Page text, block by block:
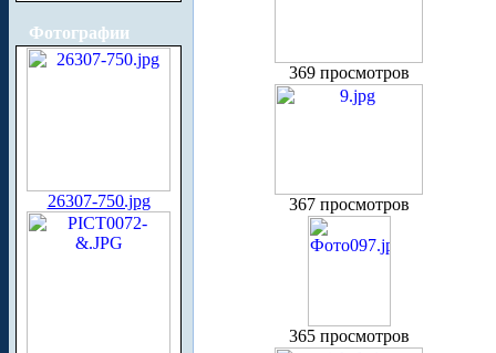
Фотографии
26307-750.jpg
369 просмотров
367 просмотров
365 просмотров